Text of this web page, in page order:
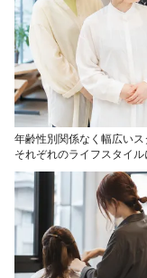
年齢性別関係なく幅広いス
それぞれのライフスタイ